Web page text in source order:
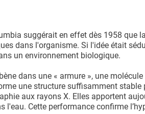
suggérait en effet dès 1958 que
dans l'organisme. Si l'idée était
un environnement biologique.
dans une « armure », une
une structure suffisamment stable
aux rayons X. Elles apportent
Cette performance confirme